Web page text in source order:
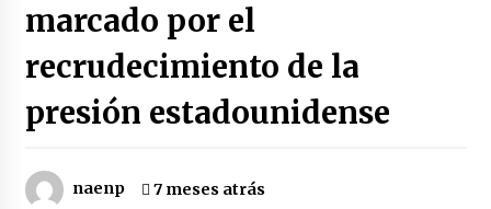
siempre termina en retroceso?
2 días atrás
Brasil reduce diplomacia con Argentina por
insultos de Milei
2 días atrás
Irán a EEUU: No está lejano el día en que serán
expulsados de región
marcado por el
recrudecimiento de la
presión estadounidense
naenp
7 meses atrás